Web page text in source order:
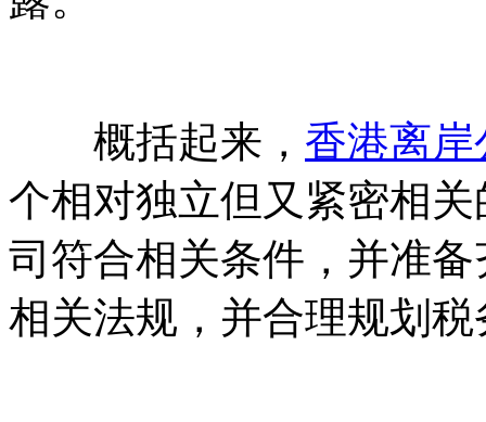
概括起来， 香港离
个相对独立但又紧密相
司符合相关条件，并准
相关法规，并合理规划税